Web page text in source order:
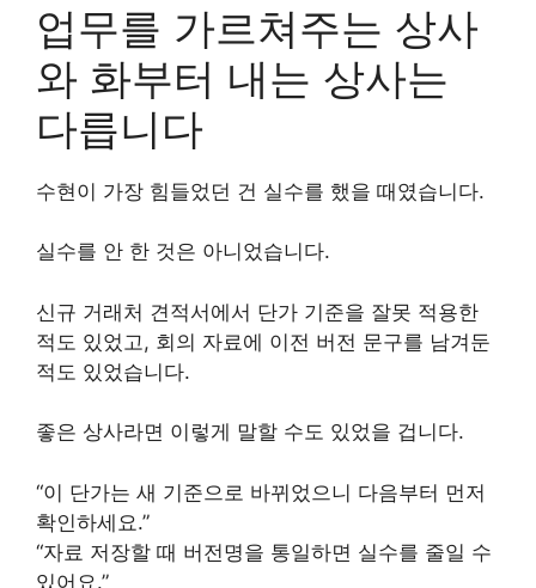
업무를 가르쳐주는 상사
와 화부터 내는 상사는
다릅니다
수현이 가장 힘들었던 건 실수를 했을 때였습니다.
실수를 안 한 것은 아니었습니다.
신규 거래처 견적서에서 단가 기준을 잘못 적용한
적도 있었고, 회의 자료에 이전 버전 문구를 남겨둔
적도 있었습니다.
좋은 상사라면 이렇게 말할 수도 있었을 겁니다.
“이 단가는 새 기준으로 바뀌었으니 다음부터 먼저
확인하세요.”
“자료 저장할 때 버전명을 통일하면 실수를 줄일 수
있어요.”